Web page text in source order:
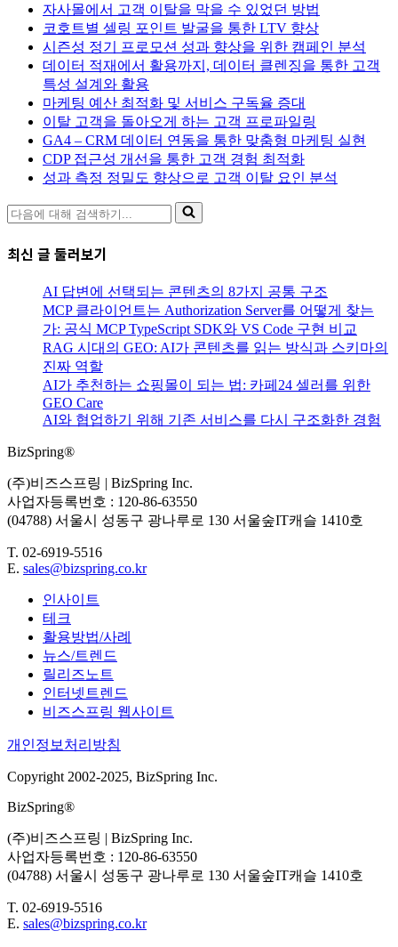
자사몰에서 고객 이탈을 막을 수 있었던 방법
코호트별 셀링 포인트 발굴을 통한 LTV 향상
시즌성 정기 프로모션 성과 향상을 위한 캠페인 분석
데이터 적재에서 활용까지, 데이터 클렌징을 통한 고객
특성 설계와 활용
마케팅 예산 최적화 및 서비스 구독율 증대
이탈 고객을 돌아오게 하는 고객 프로파일링
GA4 – CRM 데이터 연동을 통한 맞춤형 마케팅 실현
CDP 접근성 개선을 통한 고객 경험 최적화
성과 측정 정밀도 향상으로 고객 이탈 요인 분석
다
음
에
대
최신 글 둘러보기
AI 답변에 선택되는 콘텐츠의 8가지 공통 구조
MCP 클라이언트는 Authorization Server를 어떻게 찾는
가: 공식 MCP TypeScript SDK와 VS Code 구현 비교
RAG 시대의 GEO: AI가 콘텐츠를 읽는 방식과 스키마의
진짜 역할
AI가 추천하는 쇼핑몰이 되는 법: 카페24 셀러를 위한
GEO Care
AI와 협업하기 위해 기존 서비스를 다시 구조화한 경험
BizSpring®
(주)비즈스프링 | BizSpring Inc.
사업자등록번호 : 120-86-63550
(04788) 서울시 성동구 광나루로 130 서울숲IT캐슬 1410호
T. 02-6919-5516
E. sales@bizspring.co.kr
인사이트
테크
활용방법/사례
뉴스/트렌드
릴리즈노트
인터넷트렌드
비즈스프링 웹사이트
개인정보처리방침
Copyright 2002-2025, BizSpring Inc.
BizSpring®
(주)비즈스프링 | BizSpring Inc.
사업자등록번호 : 120-86-63550
(04788) 서울시 성동구 광나루로 130 서울숲IT캐슬 1410호
T. 02-6919-5516
E. sales@bizspring.co.kr